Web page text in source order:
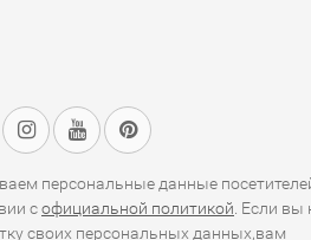
персональные данные
софициальной политикой. Если вы
своих персональных данных,вам